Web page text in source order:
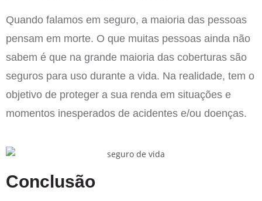
Quando falamos em seguro, a maioria das pessoas
pensam em morte. O que muitas pessoas ainda não
sabem é que na grande maioria das coberturas são
seguros para uso durante a vida. Na realidade, tem o
objetivo de proteger a sua renda em situações e
momentos inesperados de acidentes e/ou doenças.
Conclusão